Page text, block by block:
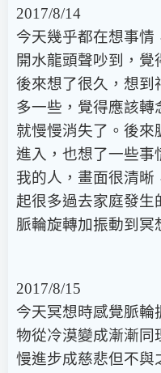
2017/8/14
今天幾乎都在想事情
開水龍頭聲吵到，覺
後來想了很久，想到
多一些，覺得應該轉
就慢慢消失了。後來
進入，也想了一些事
我的人，畫面很清晰
起很多過去家庭發生
脈輪旋轉加振動到冥
2017/8/15
今天冥想時感覺脈輪
物從冷漠變成漸漸同
慢進步成慈悲但不與